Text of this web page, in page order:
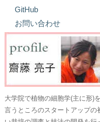
GitHub
お問い合わせ
大学院で植物の細胞学(主に形)
言うところのスタートアップの